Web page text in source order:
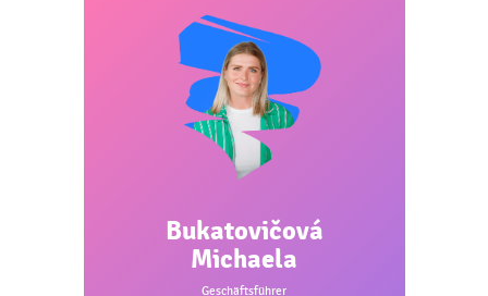
Bukatovičová
Michaela
Geschäftsführer